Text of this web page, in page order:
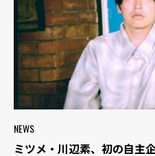
NEWS
ミツメ・川辺素、初の自主